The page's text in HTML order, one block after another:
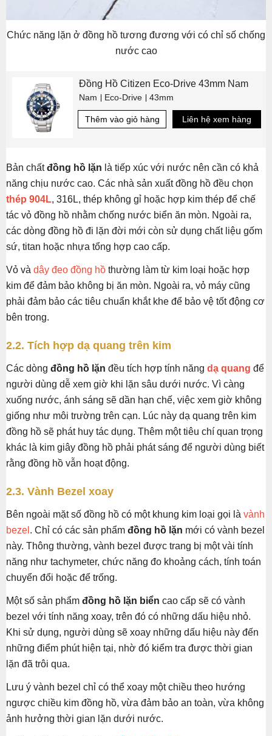
Chức năng lặn ở đồng hồ tương đương với có chỉ số chống
nước cao
Đồng Hồ Citizen Eco-Drive 43mm Nam
Nam Eco-Drive 43mm
Thêm vào giỏ hàng Liên hệ xem hàng
Bản chấtđồng hồ lặn là tiếp xúc với nước nên cần có khả
năng chịu nước cao. Các nhà sản xuất đồng hồ đều chọn
thép 904L, 316L, thép không gỉ hoặc hợp kim thép để chế
tác vỏ đồng hồ nhằm chống nước biển ăn mòn. Ngoài ra,
các dòng đồng hồ đi lặn đời mới còn sử dụng chất liệu gốm
sứ, titan hoặc nhựa tổng hợp cao cấp.
Vỏ và dây đeo đồng hồ thường làm từ kim loại hoặc hợp
kim để đảm bảo không bị ăn mòn. Ngoài ra, vỏ máy cũng
phải đảm bảo các tiêu chuẩn khắt khe để bảo vệ tốt động cơ
bên trong.
2.2. Tích hợp dạ quang trên kim
Các dòng đồng hồ lặn đều tích hợp tính năng dạ quang để
người dùng dễ xem giờ khi lặn sâu dưới nước. Vì càng
xuống nước, ánh sáng sẽ dần hạn chế, việc xem giờ không
giống như môi trường trên cạn. Lúc này dạ quang trên kim
đồng hồ sẽ phát huy tác dụng. Thêm một tiêu chí quan trọng
khác là kim giây đồng hồ phải phát sáng để người dùng biết
rằng đồng hồ vẫn hoạt động.
2.3. Vành Bezel xoay
Bên ngoài mặt số đồng hồ có một khung kim loại gọi là vành
bezel . Chỉ có các sản phẩm đồng hồ lặn mới có vành bezel
này. Thông thường, vành bezel được trang bị một vài tính
năng như tachymeter, chức năng đo khoảng cách, tính toán
chuyển đổi hoặc để trống.
Một số sản phẩm đồng hồ lặn biển cao cấp sẽ có vành
bezel với tính năng xoay, trên đó có những dấu hiệu nhỏ.
Khi sử dụng, người dùng sẽ xoay những dấu hiệu này đến
những điểm phút hiện tại, nhờ đó kiểm tra được thời gian
lặn đã trôi qua.
Lưu ý vành bezel chỉ có thể xoay một chiều theo hướng
ngược chiều kim đồng hồ, vừa đảm bảo an toàn, vừa không
ảnh hưởng thời gian lặn dưới nước.